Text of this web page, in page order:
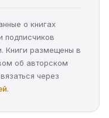
о книгах
подписчиков
Книги размещены в
об авторском
через
.